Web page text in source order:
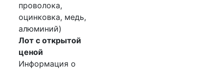
проволока,
оцинковка, медь,
алюминий)
Лот с открытой
ценой
Информация о